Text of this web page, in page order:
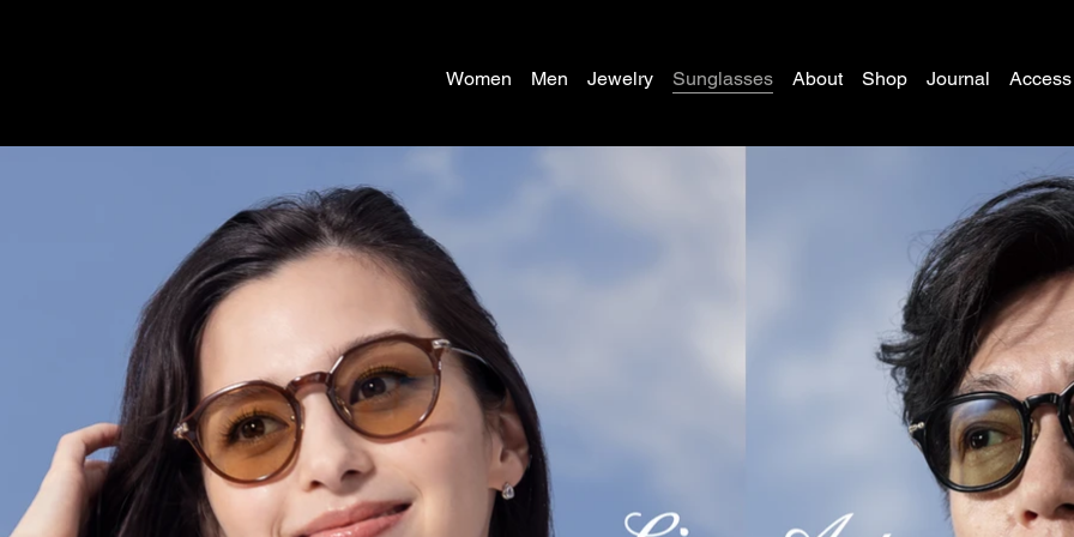
Women Men Jewelry Sunglasses About Shop Journal Access